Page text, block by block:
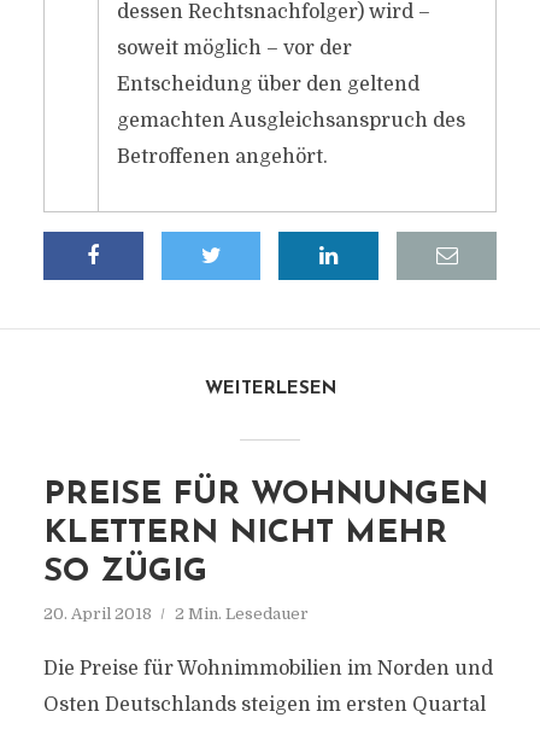
dessen Rechtsnachfolger) wird –
soweit möglich – vor der
Entscheidung über den geltend
gemachten Ausgleichsanspruch des
Betroffenen angehört.
WEITERLESEN
PREISE FÜR WOHNUNGEN
KLETTERN NICHT MEHR
SO ZÜGIG
20. April 2018 2 Min. Lesedauer
Die Preise für Wohnimmobilien im Norden und
Osten Deutschlands steigen im ersten Quartal